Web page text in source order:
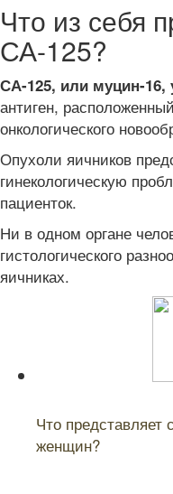
Что из себя
СА-125?
СА-125, или муцин-16,
антиген,
онкологического
Опухоли яичников
гинекологическую
пациенток.
Ни в одном органе
гистологического
яичниках.
Что представляет
женщин?